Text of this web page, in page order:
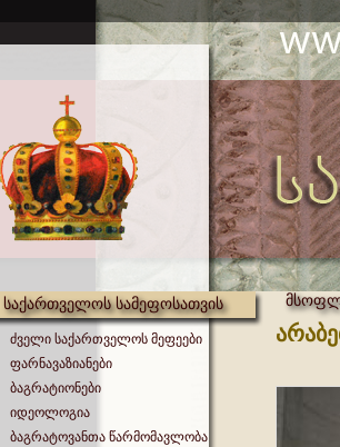
საქართველოს სამეფოსათვის
ძველი საქართველოს მეფეები
ფარნავაზიანები
ბაგრატიონები
იდეოლოგია
ბაგრატოვანთა წარმომავლობა